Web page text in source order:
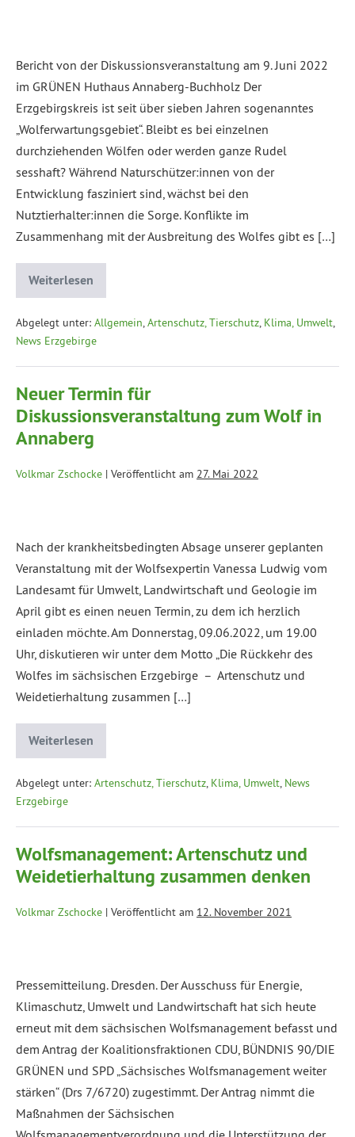
Bericht von der Diskussionsveranstaltung am 9. Juni 2022
im GRÜNEN Huthaus Annaberg-Buchholz Der
Erzgebirgskreis ist seit über sieben Jahren sogenanntes
„Wolferwartungsgebiet“. Bleibt es bei einzelnen
durchziehenden Wölfen oder werden ganze Rudel
sesshaft? Während Naturschützer:innen von der
Entwicklung fasziniert sind, wächst bei den
Nutztierhalter:innen die Sorge. Konflikte im
Zusammenhang mit der Ausbreitung des Wolfes gibt es […]
Weiterlesen
Abgelegt unter: Allgemein Artenschutz, Tierschutz Klima, Umwelt
News Erzgebirge
Neuer Termin für
Diskussionsveranstaltung zum Wolf in
Annaberg
Volkmar Zschocke | Veröffentlicht am 27. Mai 2022
Nach der krankheitsbedingten Absage unserer geplanten
Veranstaltung mit der Wolfsexpertin Vanessa Ludwig vom
Landesamt für Umwelt, Landwirtschaft und Geologie im
April gibt es einen neuen Termin, zu dem ich herzlich
einladen möchte. Am Donnerstag, 09.06.2022, um 19.00
Uhr, diskutieren wir unter dem Motto „Die Rückkehr des
Wolfes im sächsischen Erzgebirge – Artenschutz und
Weidetierhaltung zusammen […]
Weiterlesen
Abgelegt unter: Artenschutz, Tierschutz Klima, Umwelt News
Erzgebirge
Wolfsmanagement: Artenschutz und
Weidetierhaltung zusammen denken
Volkmar Zschocke | Veröffentlicht am 12. November 2021
Pressemitteilung. Dresden. Der Ausschuss für Energie,
Klimaschutz, Umwelt und Landwirtschaft hat sich heute
erneut mit dem sächsischen Wolfsmanagement befasst und
dem Antrag der Koalitionsfraktionen CDU, BÜNDNIS 90/DIE
GRÜNEN und SPD „Sächsisches Wolfsmanagement weiter
stärken“ (Drs 7/6720) zugestimmt. Der Antrag nimmt die
Maßnahmen der Sächsischen